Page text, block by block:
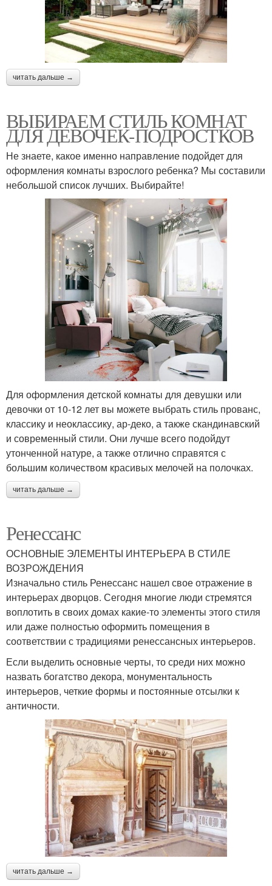
читать дальше →
ВЫБИРАЕМ СТИЛЬ КОМНАТ
ДЛЯ ДЕВОЧЕК-ПОДРОСТКОВ
Не знаете, какое именно направление подойдет для
оформления комнаты взрослого ребенка? Мы составили
небольшой список лучших. Выбирайте!
Для оформления детской комнаты для девушки или
девочки от 10-12 лет вы можете выбрать стиль прованс,
классику и неоклассику, ар-деко, а также скандинавский
и современный стили. Они лучше всего подойдут
утонченной натуре, а также отлично справятся с
большим количеством красивых мелочей на полочках.
читать дальше →
Ренессанс
ОСНОВНЫЕ ЭЛЕМЕНТЫ ИНТЕРЬЕРА В СТИЛЕ
ВОЗРОЖДЕНИЯ
Изначально стиль Ренессанс нашел свое отражение в
интерьерах дворцов. Сегодня многие люди стремятся
воплотить в своих домах какие-то элементы этого стиля
или даже полностью оформить помещения в
соответствии с традициями ренессансных интерьеров.
Если выделить основные черты, то среди них можно
назвать богатство декора, монументальность
интерьеров, четкие формы и постоянные отсылки к
античности.
читать дальше →